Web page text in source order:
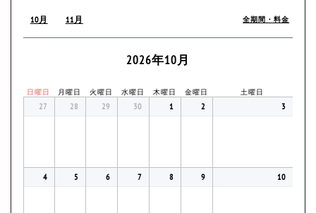
10月 11月 全期間・料金
2026年10月
日曜日 月曜日 火曜日 水曜日 木曜日 金曜日 土曜日
27 28 29 30 1 2 3
4 5 6 7 8 9 10